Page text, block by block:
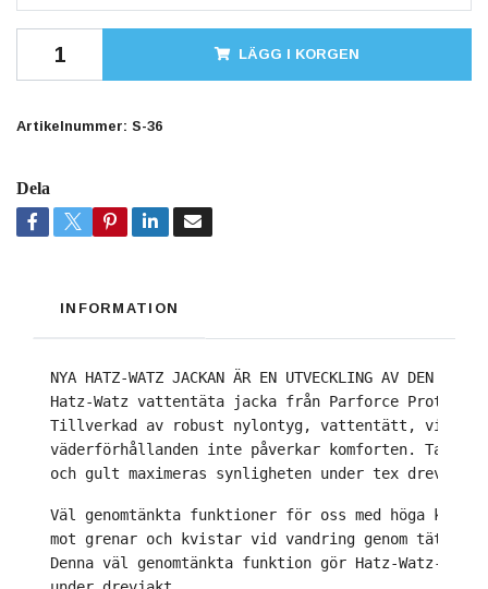
LÄGG I KORGEN
Artikelnummer: S-36
Dela
INFORMATION
NYA HATZ-WATZ JACKAN ÄR EN UTVECKLING AV DEN
Hatz-Watz vattentäta jacka från Parforce
Tillverkad av
robust nylontyg, vattentätt, vindtätt
väderförhållanden inte påverkar
komforten. Tack
och gult maximeras synligheten under tex
Väl genomtänkta funktioner för oss med höga
mot grenar och kvistar vid vandring genom tät
Denna väl genomtänkta funktion gör Hatz-Watz-